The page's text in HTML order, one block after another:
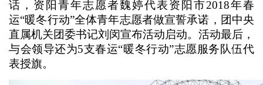
话，资阳青年志愿者魏婷代表资阳市2018年春
运“暖冬行动”全体青年志愿者做宣誓承诺，团中央
直属机关团委书记刘闵宣布活动启动。活动最后，
与会领导还为5支春运“暖冬行动”志愿服务队伍代
表授旗。